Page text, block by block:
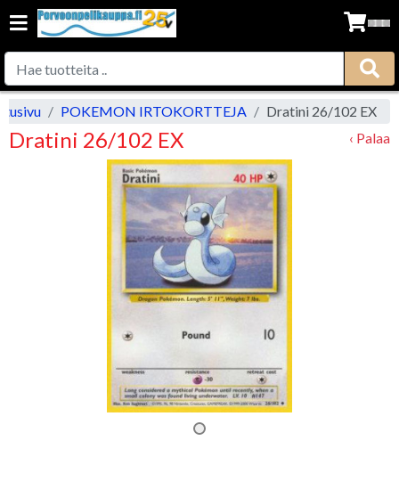
POKEMON IRTOKORTTEJA Dratini 26/102 EX
Dratini 26/102 EX ‹ Palaa